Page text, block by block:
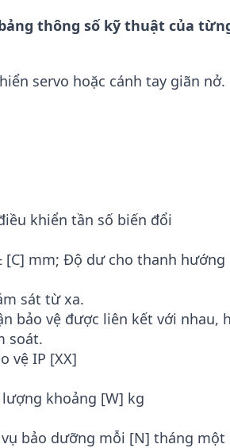
thông số kỹ thuật của
servo hoặc cánh tay giãn nở.
khiển tần số biến đổi
[C] mm; Độ dư cho thanh hướng
sát từ xa.
bảo vệ được liên kết với nhau,
soát.
vệ IP [XX]
khoảng [W] kg
bảo dưỡng mỗi [N] tháng một